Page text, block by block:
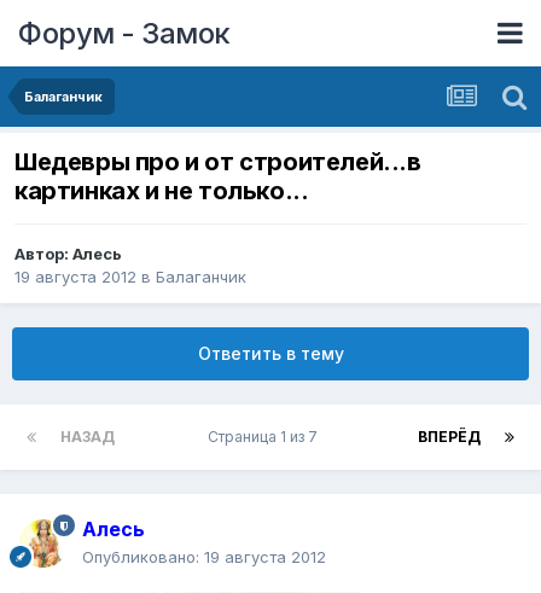
Форум - Замок
Балаганчик
Шедевры про и от строителей...в
картинках и не только...
Автор: Алесь
19 августа 2012 в Балаганчик
Ответить в тему
НАЗАД ВПЕРЁД
Страница 1 из 7
Алесь
Опубликовано: 19 августа 2012